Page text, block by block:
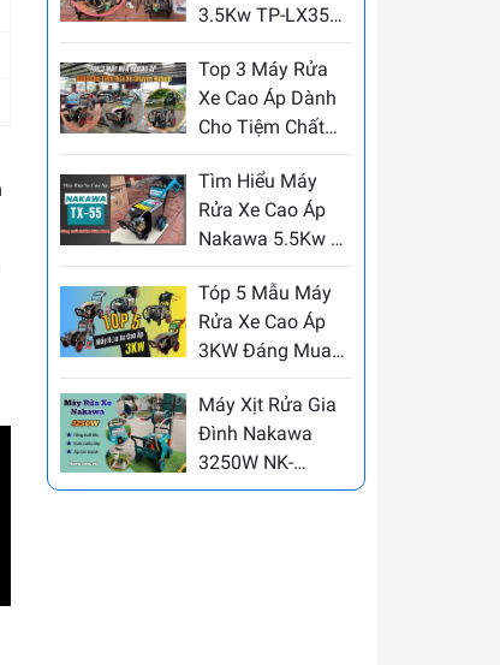
3.5Kw TP-LX3500
PRO
Top 3 Máy Rửa
Xe Cao Áp Dành
Cho Tiệm Chất
Lượng Nhất
Tìm Hiểu Máy
Rửa Xe Cao Áp
Nakawa 5.5Kw 3
Pha TX-55 Piston
Sứ
Tóp 5 Mẫu Máy
Rửa Xe Cao Áp
3KW Đáng Mua
Nhất
Máy Xịt Rửa Gia
Đình Nakawa
3250W NK-
MP3250Pro Có